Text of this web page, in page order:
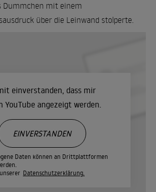
Dummchen mit einem
über die Leinwand stolperte.
einverstanden, dass mir
YouTube angezeigt werden.
Daten können an Drittplattformen
Datenschutzerklärung.
EINVERSTANDEN